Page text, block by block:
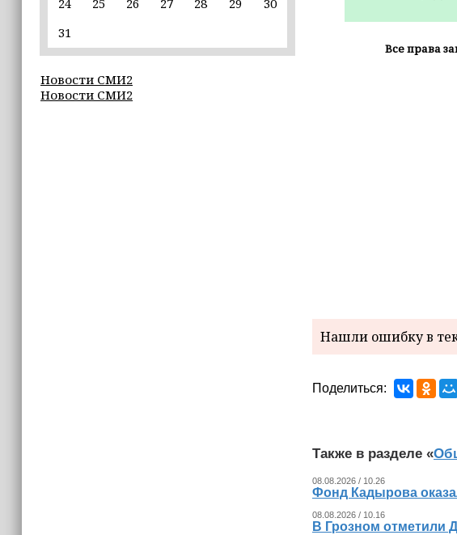
16:34
Росгвардейцы провели урок
детского лагеря «Майралла»
24
25 26 27 28 29
30
31
Новости СМИ2
Новости СМИ2
Все права
Нашли ошибку в
Поделиться:
Также в разделе «
08.08.2026 / 10.26
Фонд Кадырова
08.08.2026 / 10.16
В Грозном отметили